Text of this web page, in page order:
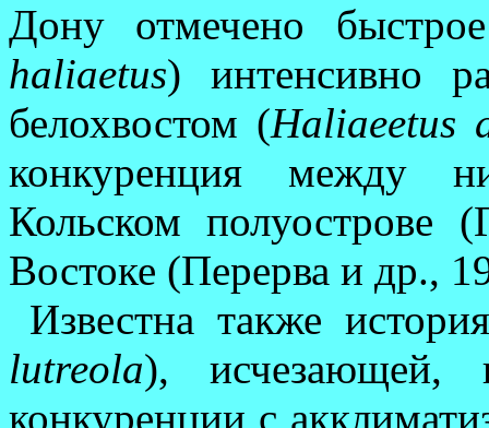
Дону отмечено
haliaetus) интенсивно
белохвостом (Haliaeetus
конку­ренция между
Кольском полуострове
Востоке (Перерва и др.,
Известна также
lutreola), исчезающей,
конкуренции с